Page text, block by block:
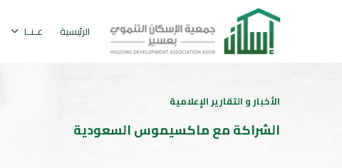
الرئيسية عــنــا
الأخبار و التقارير الإعلامية
الشراكة مع ماكسيموس السعودية